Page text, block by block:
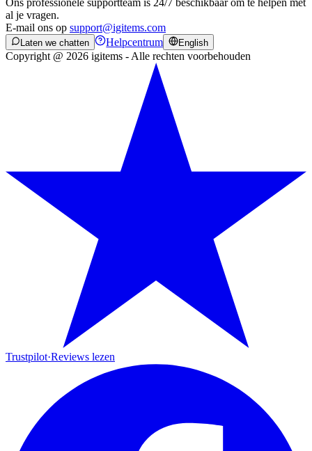
Ons professionele supportteam is 24/7 beschikbaar om te helpen met
al je vragen.
E-mail ons op support@igitems.com
Laten we chatten Helpcentrum English
Copyright @ 2026 igitems - Alle rechten voorbehouden
Trustpilot·Reviews lezen